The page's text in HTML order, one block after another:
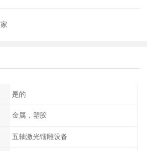
是的
金属，塑胶
五轴激光镭雕设备